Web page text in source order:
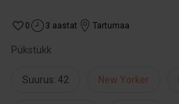
0 3 aastat Tartumaa
Pükstükk
Suurus: 42 New Yorker